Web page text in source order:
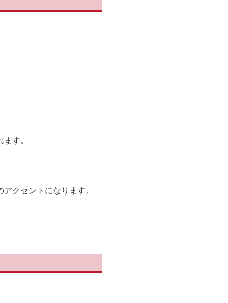
す。
クセントになります。